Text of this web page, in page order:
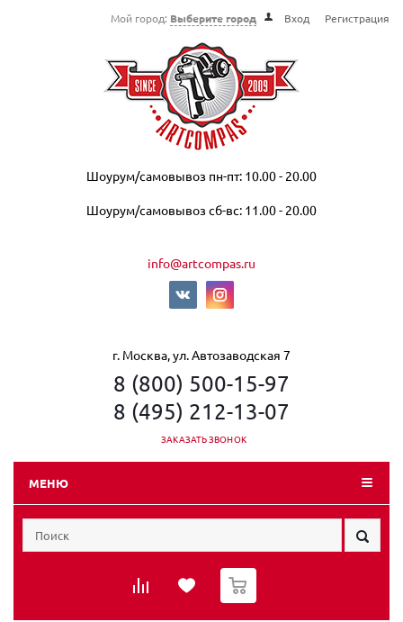
Мой город: Выберите город Вход Регистрация
Шоурум/самовывоз пн-пт: 10.00 - 20.00
Шоурум/самовывоз сб-вс: 11.00 - 20.00
info@artcompas.ru
г. Москва, ул. Автозаводская 7
8 (800) 500-15-97
8 (495) 212-13-07
ЗАКАЗАТЬ ЗВОНОК
МЕНЮ
0